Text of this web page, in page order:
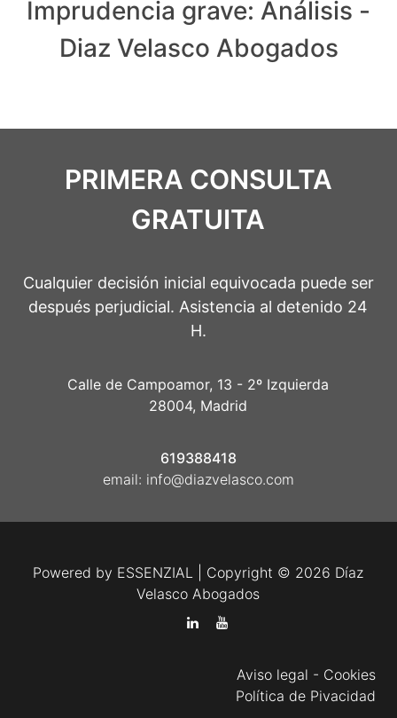
Imprudencia grave: Análisis -
Diaz Velasco Abogados
PRIMERA CONSULTA
GRATUITA
Cualquier decisión inicial equivocada puede ser
después perjudicial. Asistencia al detenido 24
H.
Calle de Campoamor, 13 - 2º Izquierda
28004, Madrid
619388418
email: info@diazvelasco.com
Powered by ESSENZIAL
| Copyright © 2026 Díaz
Velasco Abogados
Aviso legal - Cookies
Política de Pivacidad